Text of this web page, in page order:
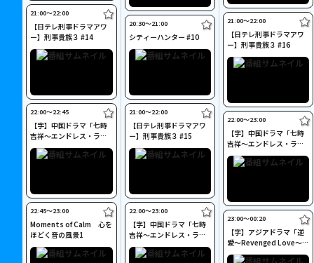
21:00〜22:00
【日テレ刑事ドラマアワ
ー】刑事貴族３ #14
22:00〜22:45
【字】中国ドラマ「七時
吉祥～エンドレス・ラブ
～」 #12
22:45〜23:00
Moments of Calm 心を
ほどく音の風景1
20:30〜21:00
シティーハンター #10
21:00〜22:00
【日テレ刑事ドラマアワ
ー】刑事貴族３ #15
22:00〜23:00
【字】中国ドラマ「七時
吉祥～エンドレス・ラブ
～」 #13
21:00〜22:00
【日テレ刑事ドラマアワ
ー】刑事貴族３ #16
22:00〜23:00
【字】中国ドラマ「七時
吉祥～エンドレス・ラブ
～」 #14
23:00〜00:20
【字】アジアドラマ「逆
愛～Revenged Love～」
#23～24(最終回)